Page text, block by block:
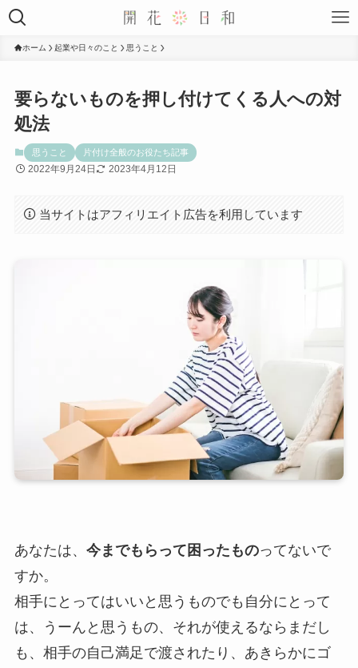
ホーム 起業や日々のこと 思うこと
要らないものを押し付けてくる人への対
処法
思うこと 片付け全般のお役たち記事
2022年9月24日 2023年4月12日
当サイトはアフィリエイト広告を利用しています
あなたは、 今までもらって困ったものってないで
すか。
相手にとってはいいと思うものでも自分にとって
は、うーんと思うもの、それが使えるならまだし
も、相手の自己満足で渡されたり、あきらかにゴ